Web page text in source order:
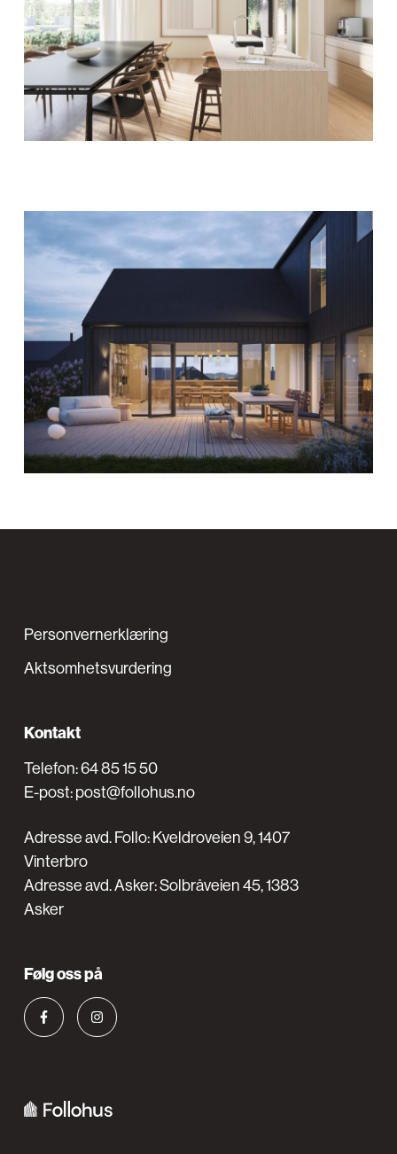
Personvernerklæring
Aktsomhetsvurdering
Kontakt
Telefon:64 85 15 50
E-post:post@follohus.no
Adresse avd. Follo: Kveldroveien 9, 1407
Vinterbro
Adresse avd. Asker: Solbråveien 45, 1383
Asker
Følg oss på